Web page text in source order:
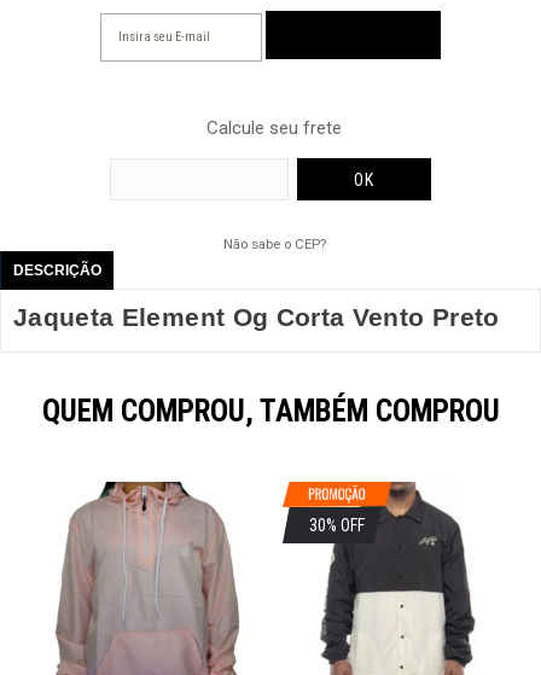
Calcule seu frete
Não sabe o CEP?
DESCRIÇÃO
Jaqueta Element Og Corta Vento Preto
QUEM COMPROU, TAMBÉM COMPROU
30% OFF